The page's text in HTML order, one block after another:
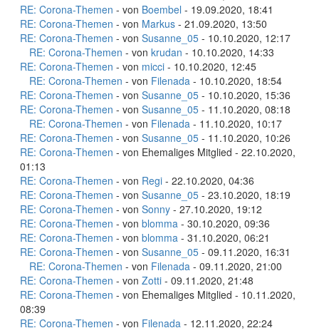
RE: Corona-Themen - von Boembel - 19.09.2020, 18:41
RE: Corona-Themen - von Markus - 21.09.2020, 13:50
RE: Corona-Themen - von Susanne_05 - 10.10.2020, 12:17
RE: Corona-Themen - von krudan - 10.10.2020, 14:33
RE: Corona-Themen - von micci - 10.10.2020, 12:45
RE: Corona-Themen - von Filenada - 10.10.2020, 18:54
RE: Corona-Themen - von Susanne_05 - 10.10.2020, 15:36
RE: Corona-Themen - von Susanne_05 - 11.10.2020, 08:18
RE: Corona-Themen - von Filenada - 11.10.2020, 10:17
RE: Corona-Themen - von Susanne_05 - 11.10.2020, 10:26
RE: Corona-Themen - von Ehemaliges Mitglied - 22.10.2020,
01:13
RE: Corona-Themen - von Regi - 22.10.2020, 04:36
RE: Corona-Themen - von Susanne_05 - 23.10.2020, 18:19
RE: Corona-Themen - von Sonny - 27.10.2020, 19:12
RE: Corona-Themen - von blomma - 30.10.2020, 09:36
RE: Corona-Themen - von blomma - 31.10.2020, 06:21
RE: Corona-Themen - von Susanne_05 - 09.11.2020, 16:31
RE: Corona-Themen - von Filenada - 09.11.2020, 21:00
RE: Corona-Themen - von Zotti - 09.11.2020, 21:48
RE: Corona-Themen - von Ehemaliges Mitglied - 10.11.2020,
08:39
RE: Corona-Themen - von Filenada - 12.11.2020, 22:24